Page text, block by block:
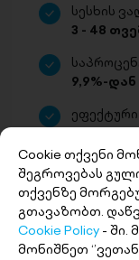
სესხის
3 - 48
9,9%-დან
18%-დან
Cookie თქვენი
შეგროვებას
თქვენზე
გთავაზობთ.
Cookie Policy - ში.
მონიშნეთ